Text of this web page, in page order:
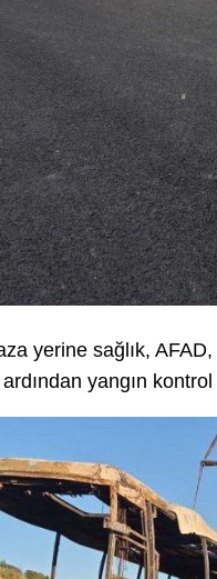
yerine sağlık,
yangın